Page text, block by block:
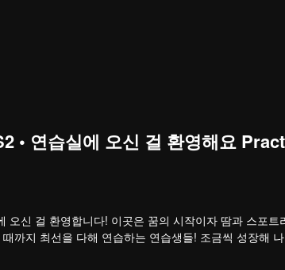
• 연습실에 오신 걸 환영해요
오신 걸 환영합니다! 이곳은 꿈의 시작이자 땀과 스포
까지 최선을 다해 연습하는 연습생들! 조금씩 성장해